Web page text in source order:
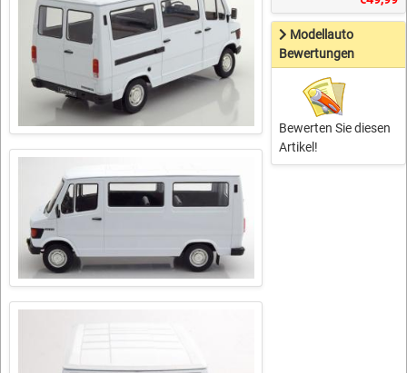
Modellauto
Bewertungen
Bewerten Sie diesen
Artikel!